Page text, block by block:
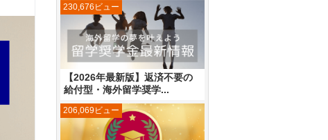
【2026年最新版】返済不要の
給付型・海外留学奨学...
230,676ビュー
206,069ビュー